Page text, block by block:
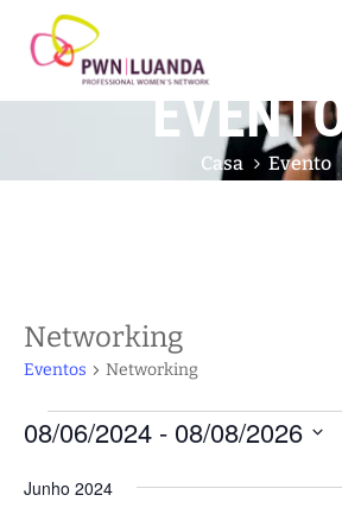
Casa Evento
Networking
Eventos Networking
08/06/2024 - 08/08/2026
a
Junho 2024